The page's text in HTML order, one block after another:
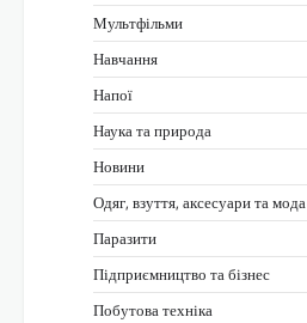
Мультфільми
Навчання
Напої
Наука та природа
Новини
Одяг, взуття, аксесуари та мода
Паразити
Підприємництво та бізнес
Побутова техніка